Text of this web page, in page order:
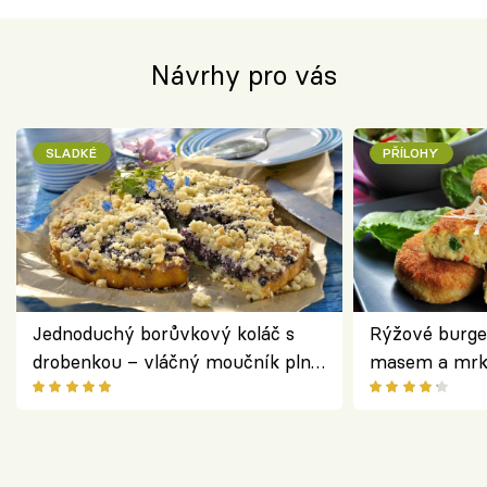
Návrhy pro vás
SLADKÉ
Jednoduchý borůvkový koláč s
drobenkou – vláčný moučník plný
ovoce
PŘÍLOHY
Rýžové
masem a
salátem –